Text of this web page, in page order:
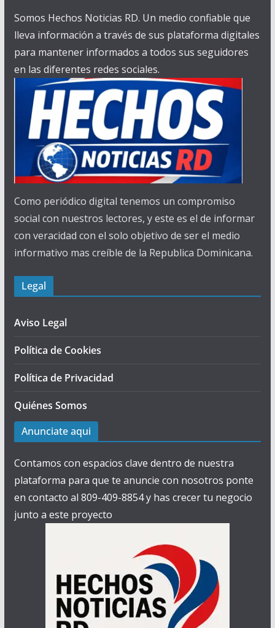
Somos Hechos Noticias RD. Un medio confiable que
lleva información a través de sus plataforma digitales
para mantener informados a todos sus seguidores
en las diferentes redes sociales.
Como periódico digital tenemos un compromiso
social con nuestros lectores, y este es el de informar
con veracidad con el solo objetivo de ser el medio
informativo mas creíble de la Republica Dominicana.
Legal
Aviso Legal
Política de Cookies
Política de Privacidad
Quiénes Somos
Anunciate aqui
Contamos con espacios clave dentro de nuestra
plataforma para que te anuncie con nosotros ponte
en contacto al 809-409-8854 y has crecer tu negocio
junto a este proyecto